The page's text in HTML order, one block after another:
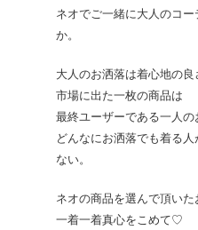
ネオでご一緒に大人のコ
か。
大人のお洒落は着心地の
市場に出た一枚の商品は
最終ユーザーである一人の
どんなにお洒落でも着る
ない。
ネオの商品を選んで頂いた
一着一着真心をこめて♡